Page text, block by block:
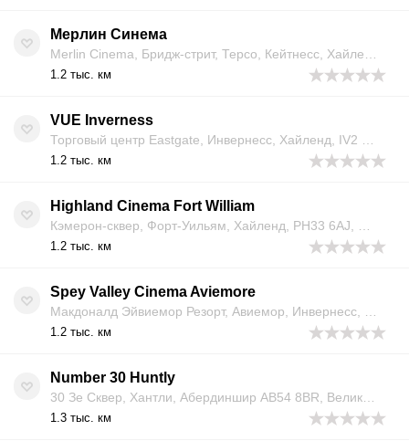
Мерлин Синема
1.2 тыс. км
VUE Inverness
1.2 тыс. км
Highland Cinema Fort William
1.2 тыс. км
Spey Valley Cinema Aviemore
1.2 тыс. км
Number 30 Huntly
1.3 тыс. км